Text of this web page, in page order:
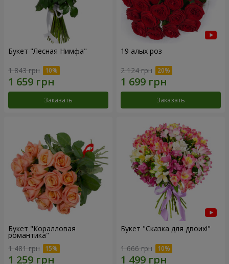
Букет "Лесная Нимфа"
1 843 грн
Заказать
19 алых роз
2 124 грн
Заказать
Букет "Коралловая
романтика"
1 481 грн
Букет "Сказка для двоих!"
1 666 грн